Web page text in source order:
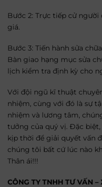
Bước 2: Trực tiếp cử người
giá.
Bước 3: Tiến hành sửa
Bàn giao hạng mục sửa
lịch kiểm tra định kỳ cho
Với đội ngũ kĩ thuật
nhiệm, cùng với đó là sự
nhiệm và lương tâm,
tưởng của quý vị. Đặc
kịp thời để giải quyết vấn
chúng tôi bất cứ lúc nào
Thân ái!!!
CÔNG TY TNHH TƯ VẤN